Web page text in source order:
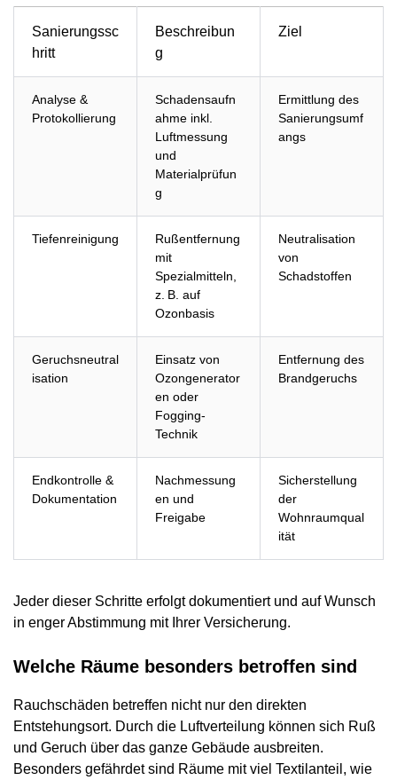
Sanierungssc
hritt
Beschreibun
g
Ziel
Analyse &
Protokollierung
Schadensaufn
ahme inkl.
Luftmessung
und
Materialprüfun
g
Ermittlung des
Sanierungsumf
angs
Tiefenreinigung
Rußentfernung
mit
Spezialmitteln,
z. B. auf
Ozonbasis
Neutralisation
von
Schadstoffen
Geruchsneutral
isation
Einsatz von
Ozongenerator
en oder
Fogging-
Technik
Entfernung des
Brandgeruchs
Endkontrolle &
Dokumentation
Nachmessung
en und
Freigabe
Sicherstellung
der
Wohnraumqual
ität
Jeder dieser Schritte erfolgt dokumentiert und auf Wunsch
in enger Abstimmung mit Ihrer Versicherung.
Welche Räume besonders betroffen sind
Rauchschäden betreffen nicht nur den direkten
Entstehungsort. Durch die Luftverteilung können sich Ruß
und Geruch über das ganze Gebäude ausbreiten.
Besonders gefährdet sind Räume mit viel Textilanteil, wie